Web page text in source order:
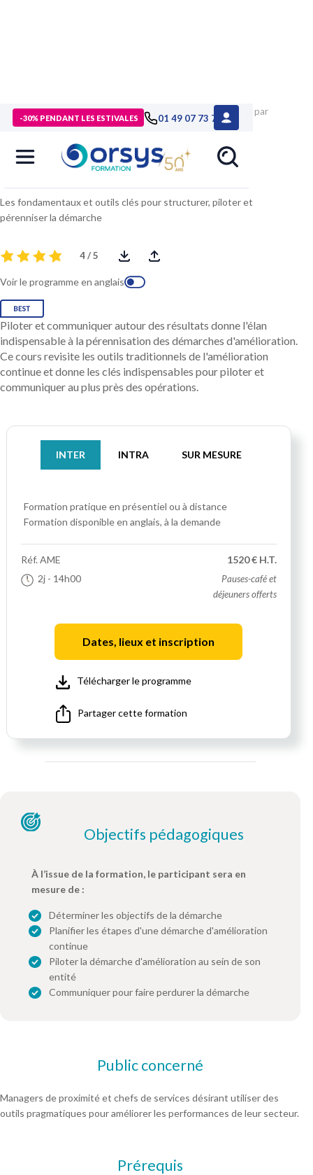
-30% PENDANT LES ESTIVALES 01 49 07 73 73
> Formations>Compétences métiers
Formation Manager par
l'amélioration continue
Manager par l'amélioration continue
Les fondamentaux et outils clés pour structurer, piloter et
pérenniser la démarche
4 / 5
Voir le programme en anglais
Piloter et communiquer autour des résultats donne l'élan
indispensable à la pérennisation des démarches d'amélioration.
Ce cours revisite les outils traditionnels de l'amélioration
continue et donne les clés indispensables pour piloter et
communiquer au plus près des opérations.
INTER INTRA SUR MESURE
Formation pratique en présentiel ou à distance
Formation disponible en anglais, à la demande
Réf.AME
2j - 14h00
1520 € H.T.
Pauses-café et
déjeuners offerts
Dates, lieux et inscription
Télécharger le programme
Partager cette formation
Objectifs pédagogiques
À l’issue de la formation, le participant sera en
mesure de :
Déterminer les objectifs de la démarche
Planifier les étapes d'une démarche d'amélioration
continue
Piloter la démarche d'amélioration au sein de son
entité
Communiquer pour faire perdurer la démarche
Public concerné
Managers de proximité et chefs de services désirant utiliser des
outils pragmatiques pour améliorer les performances de leur secteur.
Prérequis